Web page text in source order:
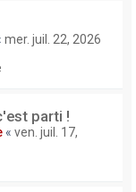
mer. juil. 22, 2026
parti !
« ven. juil. 17,